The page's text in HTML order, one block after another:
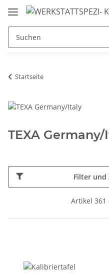
Startseite
TEXA
Filter und
Artikel 361